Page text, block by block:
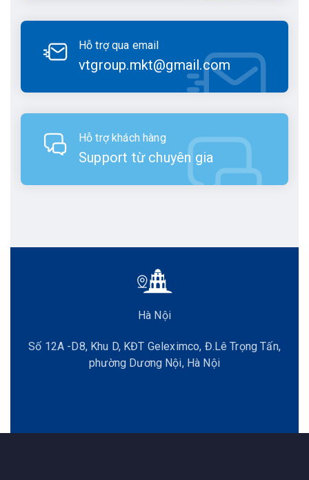
Hỗ trợ qua email
vtgroup.mkt@gmail.com
Hỗ trợ khách hàng
Support từ chuyên gia
Hà Nội
Số 12A -D8, Khu D, KĐT Geleximco, Đ.Lê Trọng Tấn,
phường Dương Nội, Hà Nội